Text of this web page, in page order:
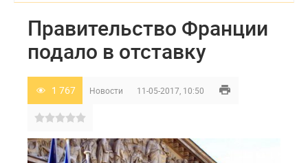
Правительство Франции
подало в отставку
1 767 Новости 11-05-2017, 10:50